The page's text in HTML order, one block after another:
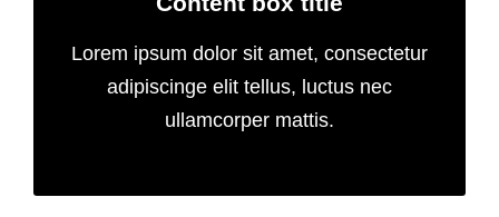
Lorem ipsum dolor sit amet, consectetur
adipiscinge elit tellus, luctus nec
ullamcorper mattis.